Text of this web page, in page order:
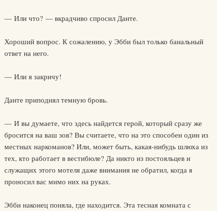
— Или что? — вкрадчиво спросил Данте.
Хороший вопрос. К сожалению, у Эбби был только банальный
ответ на него.
— Или я закричу!
Данте приподнял темную бровь.
— И вы думаете, что здесь найдется герой, который сразу же
бросится на ваш зов? Вы считаете, что на это способен один из
местных наркоманов? Или, может быть, какая-нибудь шлюха из
тех, кто работает в вестибюле? Да никто из постояльцев и
служащих этого мотеля даже внимания не обратил, когда я
проносил вас мимо них на руках.
Эбби наконец поняла, где находится. Эта тесная комната с